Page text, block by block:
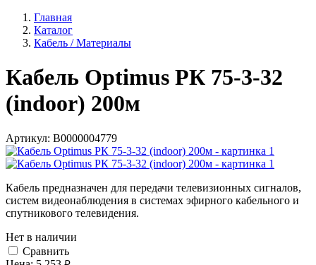
Главная
Каталог
Кабель / Материалы
Кабель Optimus РК 75-3-32
(indoor) 200м
Артикул: В0000004779
Кабель предназначен для передачи телевизионных сигналов,
систем видеонаблюдения в системах эфирного кабельного и
спутникового телевидения.
Нет в наличии
Cравнить